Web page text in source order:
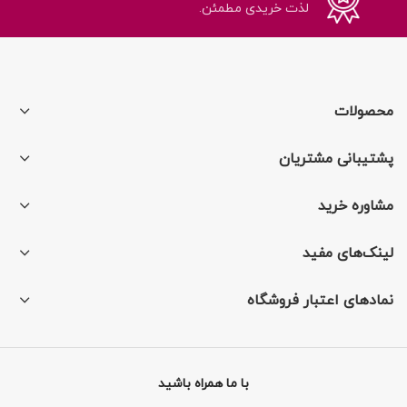
لذت خریدی مطمئن.
محصولات
پشتیبانی مشتریان
مشاوره خرید
لینک‌های مفید
نمادهای اعتبار فروشگاه
با ما همراه باشید